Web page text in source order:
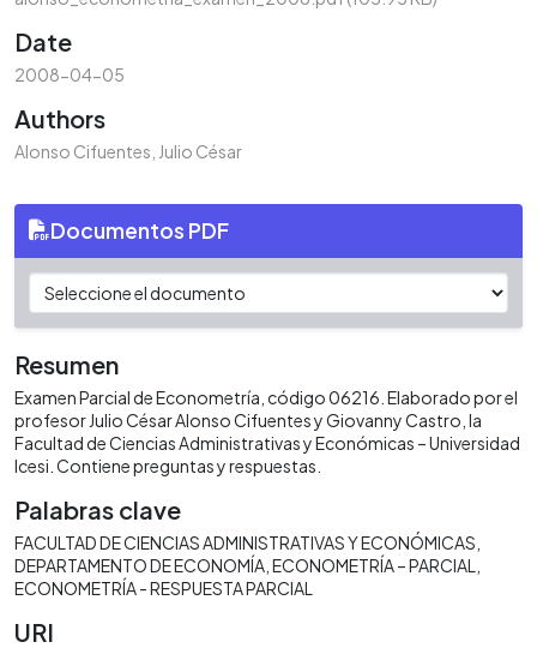
Date
2008-04-05
Authors
Alonso Cifuentes, Julio César
Documentos PDF
Resumen
Examen Parcial de Econometría, código 06216. Elaborado por el
profesor Julio César Alonso Cifuentes y Giovanny Castro, la
Facultad de Ciencias Administrativas y Económicas – Universidad
Icesi. Contiene preguntas y respuestas.
Palabras clave
FACULTAD DE CIENCIAS ADMINISTRATIVAS Y ECONÓMICAS
DEPARTAMENTO DE ECONOMÍA ECONOMETRÍA – PARCIAL
ECONOMETRÍA - RESPUESTA PARCIAL
URI